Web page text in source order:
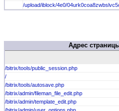
/upload/iblock/4e0/
Адрес
/bitrix/tools/public_session.php
/
/bitrix/tools/autosave.php
/bitrix/admin/fileman_file_edit.php
/bitrix/admin/template_edit.php